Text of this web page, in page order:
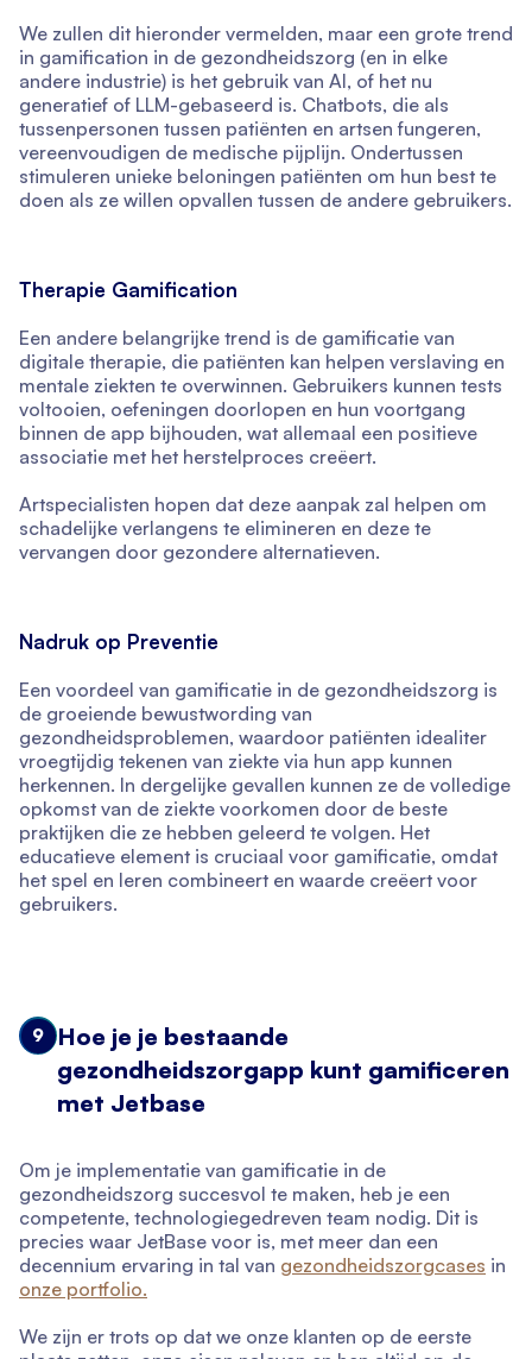
We zullen dit hieronder vermelden, maar een grote trend
in gamification in de gezondheidszorg (en in elke
andere industrie) is het gebruik van AI, of het nu
generatief of LLM-gebaseerd is. Chatbots, die als
tussenpersonen tussen patiënten en artsen fungeren,
vereenvoudigen de medische pijplijn. Ondertussen
stimuleren unieke beloningen patiënten om hun best te
doen als ze willen opvallen tussen de andere gebruikers.
Therapie Gamification
Een andere belangrijke trend is de gamificatie van
digitale therapie, die patiënten kan helpen verslaving en
mentale ziekten te overwinnen. Gebruikers kunnen tests
voltooien, oefeningen doorlopen en hun voortgang
binnen de app bijhouden, wat allemaal een positieve
associatie met het herstelproces creëert.
Artspecialisten hopen dat deze aanpak zal helpen om
schadelijke verlangens te elimineren en deze te
vervangen door gezondere alternatieven.
Nadruk op Preventie
Een voordeel van gamificatie in de gezondheidszorg is
de groeiende bewustwording van
gezondheidsproblemen, waardoor patiënten idealiter
vroegtijdig tekenen van ziekte via hun app kunnen
herkennen. In dergelijke gevallen kunnen ze de volledige
opkomst van de ziekte voorkomen door de beste
praktijken die ze hebben geleerd te volgen. Het
educatieve element is cruciaal voor gamificatie, omdat
het spel en leren combineert en waarde creëert voor
gebruikers.
9
Hoe je je bestaande
gezondheidszorgapp kunt gamificeren
met Jetbase
Om je implementatie van gamificatie in de
gezondheidszorg succesvol te maken, heb je een
competente, technologiegedreven team nodig. Dit is
precies waar JetBase voor is, met meer dan een
decennium ervaring in tal van gezondheidszorgcases in
onze portfolio.
We zijn er trots op dat we onze klanten op de eerste